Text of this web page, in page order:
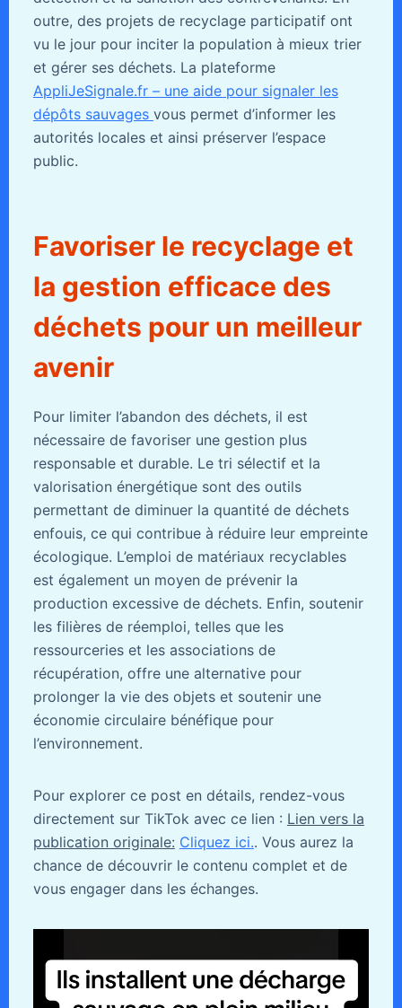
outre, des projets de recyclage participatif ont
vu le jour pour inciter la population à mieux trier
et gérer ses déchets. La plateforme
AppliJeSignale.fr – une aide pour signaler les
dépôts sauvages vous permet d’informer les
autorités locales et ainsi préserver l’espace
public.
Favoriser le recyclage et
la gestion efficace des
déchets pour un meilleur
avenir
Pour limiter l’abandon des déchets, il est
nécessaire de favoriser une gestion plus
responsable et durable. Le tri sélectif et la
valorisation énergétique sont des outils
permettant de diminuer la quantité de déchets
enfouis, ce qui contribue à réduire leur empreinte
écologique. L’emploi de matériaux recyclables
est également un moyen de prévenir la
production excessive de déchets. Enfin, soutenir
les filières de réemploi, telles que les
ressourceries et les associations de
récupération, offre une alternative pour
prolonger la vie des objets et soutenir une
économie circulaire bénéfique pour
l’environnement.
Pour explorer ce post en détails, rendez-vous
directement sur TikTok avec ce lien : Lien vers la
publication originale: Cliquez ici.. Vous aurez la
chance de découvrir le contenu complet et de
vous engager dans les échanges.